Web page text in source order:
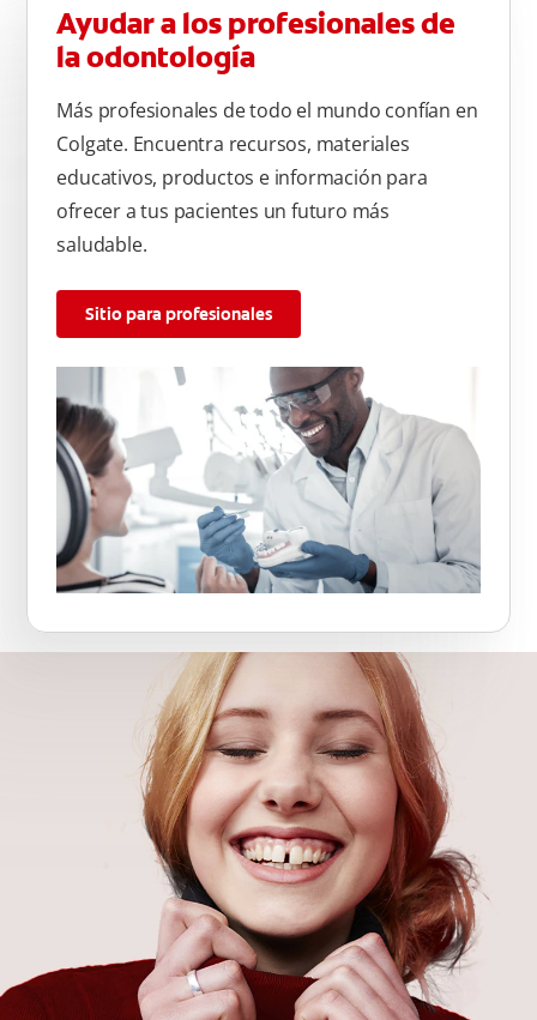
Ayudar a los profesionales de
la odontología
Más profesionales de todo el mundo confían en
Colgate. Encuentra recursos, materiales
educativos, productos e información para
ofrecer a tus pacientes un futuro más
saludable.
Sitio para profesionales